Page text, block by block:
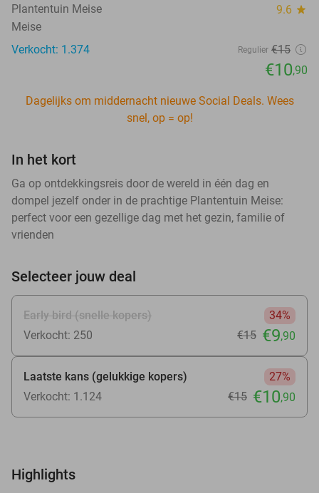
Plantentuin Meise 9.6 star
Meise
Verkocht: 1.374
Regulier €15
€10,90
Dagelijks om middernacht nieuwe Social Deals. Wees
snel, op = op!
In het kort
Ga op ontdekkingsreis door de wereld in één dag en
dompel jezelf onder in de prachtige Plantentuin Meise:
perfect voor een gezellige dag met het gezin, familie of
vrienden
Selecteer jouw deal
Early bird (snelle kopers)
34%
Verkocht: 250
€15 €9,90
Laatste kans (gelukkige kopers)
27%
Verkocht: 1.124
€15 €10,90
Highlights